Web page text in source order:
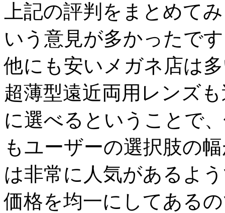
上記の評判をまとめて
いう意見が多かったで
他にも安いメガネ店は
超薄型遠近両用レンズ
に選べるということで
もユーザーの選択肢の
は非常に人気があるよ
価格を均一にしてある